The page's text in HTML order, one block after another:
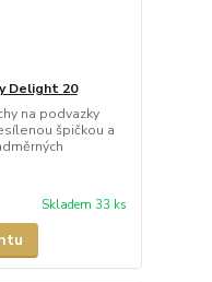
Delight 20
na podvazky
špičkou a
Skladem 33 ks